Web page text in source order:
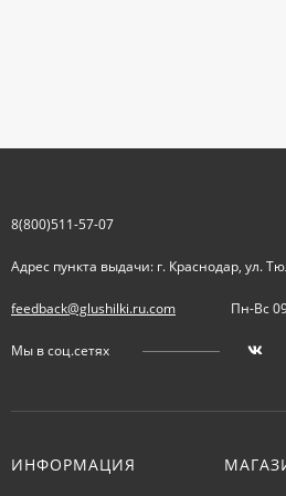
8(800)511-57-07
Адрес пункта выдачи: г. Краснодар, ул.
feedback@glushilki.ru.com Пн-Вс
Мы в соц.сетях
ИНФОРМАЦИЯ